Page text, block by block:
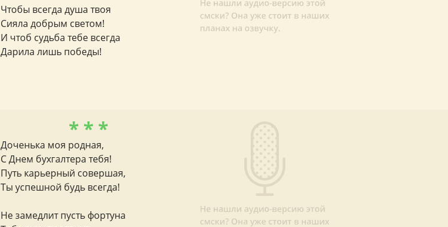
Чтобы всегда душа твоя
Сияла добрым светом!
И чтоб судьба тебе всегда
Дарила лишь победы!
* * *
Доченька моя родная,
С Днем бухгалтера тебя!
Путь карьерный совершая,
Ты успешной будь всегда!
Не замедлит пусть фортуна